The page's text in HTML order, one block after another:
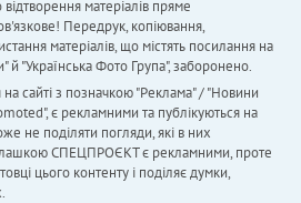
матеріалів пряме
Передрук, копіювання,
матеріалів, що містять посилання на
й "Українська Фото Група", заборонено.
на сайті з позначкою "Реклама" / "Новини
є рекламними та публікуються на
не поділяти погляди, які в них
СПЕЦПРОЄКТ є рекламними, проте
цього контенту і поділяє думки,